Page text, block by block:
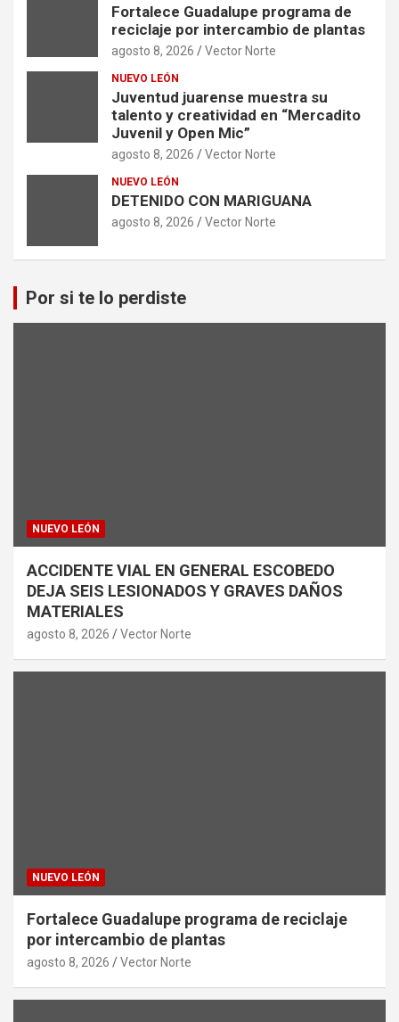
Fortalece Guadalupe programa de
reciclaje por intercambio de plantas
agosto 8, 2026 Vector Norte
NUEVO LEÓN
Juventud juarense muestra su
talento y creatividad en “Mercadito
Juvenil y Open Mic”
agosto 8, 2026 Vector Norte
NUEVO LEÓN
DETENIDO CON MARIGUANA
agosto 8, 2026 Vector Norte
Por si te lo perdiste
NUEVO LEÓN
ACCIDENTE VIAL EN GENERAL ESCOBEDO
DEJA SEIS LESIONADOS Y GRAVES DAÑOS
MATERIALES
agosto 8, 2026 Vector Norte
NUEVO LEÓN
Fortalece Guadalupe programa de reciclaje
por intercambio de plantas
agosto 8, 2026 Vector Norte